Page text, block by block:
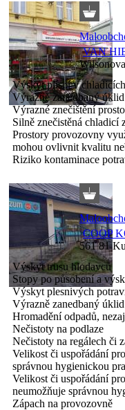
VAN
Výskyt plísní v
Výrazně zanedbaný úklid
Výrazné znečištění
Silně znečistěná chladicí
Prostory provozovny
mohou ovlivnit kvalitu
Riziko kontaminace
COOP
561 81
Výskyt trusu hlodavců
Stopy po působení a
Výskyt plesnivých
Výrazně zanedbaný úklid
Hromadění odpadů,
Nečistoty na podlaze
Nečistoty na regálech či
Velikost či uspořádání
správnou hygienickou
Velikost či uspořádání
neumožňuje správnou
Zápach na provozovně